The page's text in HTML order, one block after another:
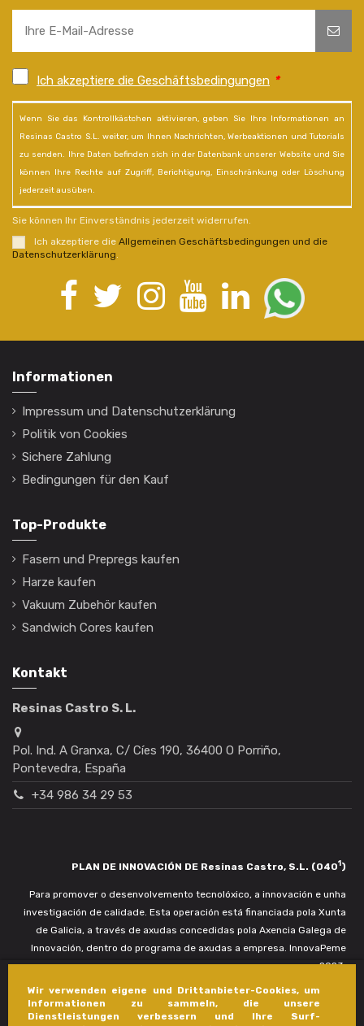
Wir verwenden eigene und Drittanbieter-Cookies, um
Informationen zu sammeln, die unsere
Dienstleistungen verbessern und Ihre Surf-
Ich akzeptiere die Geschäftsbedingungen *
Wenn Sie das Kontrollkästchen aktivieren, geben Sie Ihre Informationen an
Resinas Castro S.L. weiter, um Ihnen Nachrichten, Werbeaktionen und Tutorials
zu senden. Ihre Daten befinden sich in der Datenbank unserer Website und Sie
können Ihre Rechte auf Zugriff, Berichtigung, Einschränkung oder Löschung
jederzeit ausüben.
Sie können Ihr Einverständnis jederzeit widerrufen.
Ich akzeptiere die Allgemeinen Geschäftsbedingungen und die
Datenschutzerklärung
Informationen
Impressum und Datenschutzerklärung
Politik von Cookies
Sichere Zahlung
Bedingungen für den Kauf
Top-Produkte
Fasern und Prepregs kaufen
Harze kaufen
Vakuum Zubehör kaufen
Sandwich Cores kaufen
Kontakt
Resinas Castro S. L.
Pol. Ind. A Granxa, C/ Cíes 190, 36400 O Porriño,
Pontevedra, España
+34 986 34 29 53
PLAN DE INNOVACIÓN DE Resinas Castro, S.L. (0401)
Para promover o desenvolvemento tecnolóxico, a innovación e unha
investigación de calidade. Esta operación está financiada pola Xunta
de Galicia, a través de axudas concedidas pola Axencia Galega de
Innovación, dentro do programa de axudas a empresa. InnovaPeme
2023.